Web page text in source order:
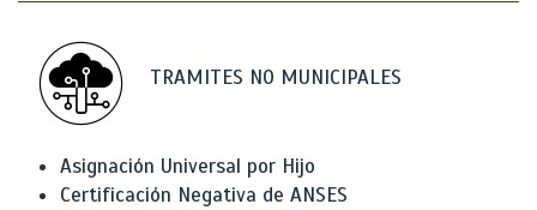
TRAMITES NO MUNICIPALES
Asignación Universal por Hijo
Certificación Negativa de ANSES